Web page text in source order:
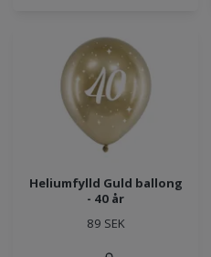
Heliumfylld Guld ballong
- 40 år
89 SEK